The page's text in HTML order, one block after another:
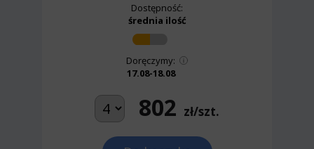
Dostępność:
średnia ilość
Doręczymy:
17.08-18.08
802 zł/szt.